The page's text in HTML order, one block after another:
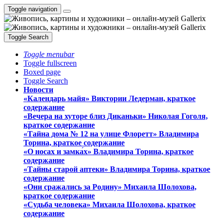
Toggle navigation
Toggle Search
Toggle menubar
Toggle fullscreen
Boxed page
Toggle Search
Новости
«Календарь майя» Виктории Ледерман, краткое
содержание
«Вечера на хуторе близ Диканьки» Николая Гоголя,
краткое содержание
«Тайна дома № 12 на улице Флоретт» Владимира
Торина, краткое содержание
«О носах и замка́х» Владимира Торина, краткое
содержание
«Тайны старой аптеки» Владимира Торина, краткое
содержание
«Они сражались за Родину» Михаила Шолохова,
краткое содержание
«Судьба человека» Михаила Шолохова, краткое
содержание